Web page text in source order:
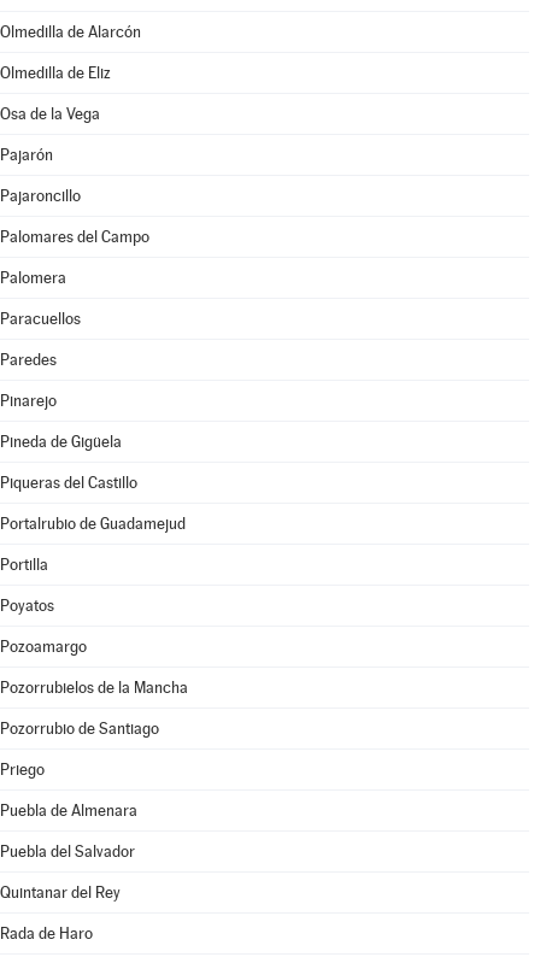
Olmedilla de Alarcón
Olmedilla de Eliz
Osa de la Vega
Pajarón
Pajaroncillo
Palomares del Campo
Palomera
Paracuellos
Paredes
Pinarejo
Pineda de Gigüela
Piqueras del Castillo
Portalrubio de Guadamejud
Portilla
Poyatos
Pozoamargo
Pozorrubielos de la Mancha
Pozorrubio de Santiago
Priego
Puebla de Almenara
Puebla del Salvador
Quintanar del Rey
Rada de Haro